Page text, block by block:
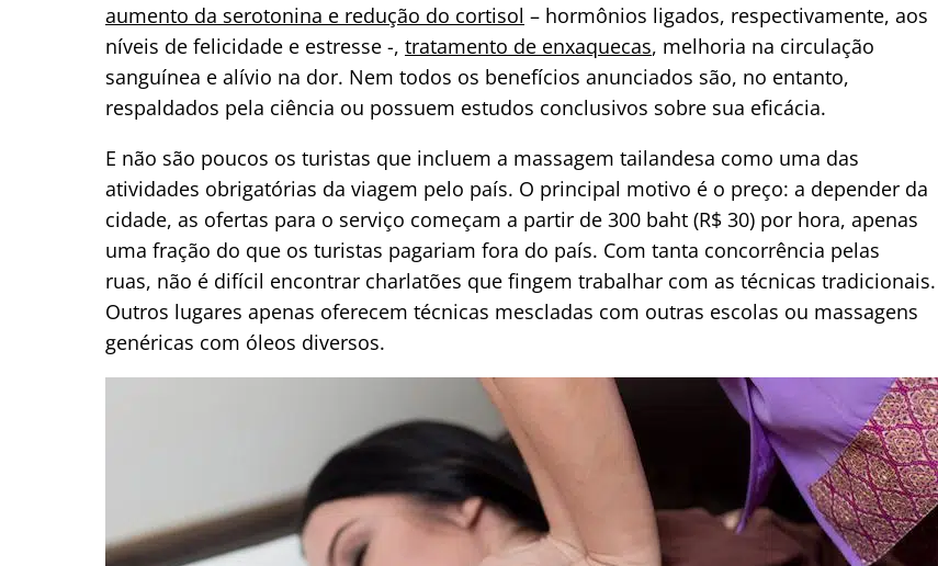
aumento da serotonina e redução do cortisol – hormônios ligados, respectivamente, aos
níveis de felicidade e estresse -, tratamento de enxaquecas, melhoria na circulação
sanguínea e alívio na dor. Nem todos os benefícios anunciados são, no entanto,
respaldados pela ciência ou possuem estudos conclusivos sobre sua eficácia.
E não são poucos os turistas que incluem a massagem tailandesa como uma das
atividades obrigatórias da viagem pelo país. O principal motivo é o preço: a depender da
cidade, as ofertas para o serviço começam a partir de 300 baht (R$ 30) por hora, apenas
uma fração do que os turistas pagariam fora do país. Com tanta concorrência pelas
ruas, não é difícil encontrar charlatões que fingem trabalhar com as técnicas tradicionais.
Outros lugares apenas oferecem técnicas mescladas com outras escolas ou massagens
genéricas com óleos diversos.